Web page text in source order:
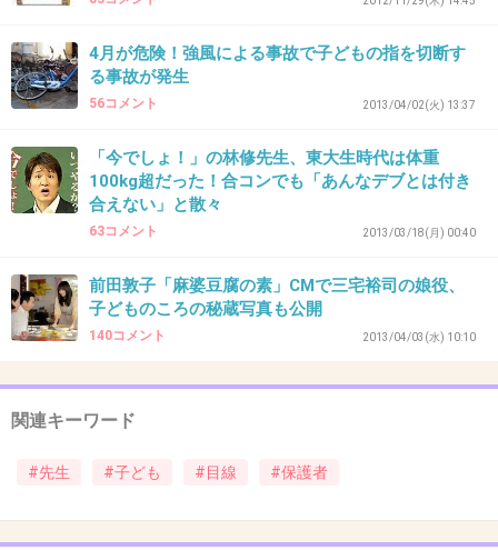
う、プリントなど提出物の期限守ってくれてあ
りがとう……など、今の担任は何をするにもあ
りがとうと親に言ってくれます。
その思い一つでも親への印象違うと思います。
（何で感謝しないの？と言う親もいると思いま
すので、見極め大事です！）
将来を担う子ども達を導く人です。頑張ってく
ださい。
応援しています*＾ω＾*
+22 -5
30. 匿名 2013/03/01(金) 23:01:51
マンガみたいに熱い先生は嬉しいかも！
4月が危険！強風による事故で子どもの指を切断す
る事故が発生
56コメント 2013/04/02(火) 13:37
「今でしょ！」の林修先生、東大生時代は体重
100kg超だった！合コンでも「あんなデブとは付き
合えない」と散々
63コメント 2013/03/18(月) 00:40
前田敦子「麻婆豆腐の素」CMで三宅裕司の娘役、
子どものころの秘蔵写真も公開
140コメント 2013/04/03(水) 10:10
関連キーワード
#先生 #子ども #目線 #保護者